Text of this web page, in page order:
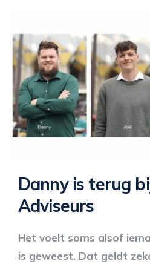
Danny is terug
Adviseurs
Het voelt soms alsof
is geweest. Dat geldt